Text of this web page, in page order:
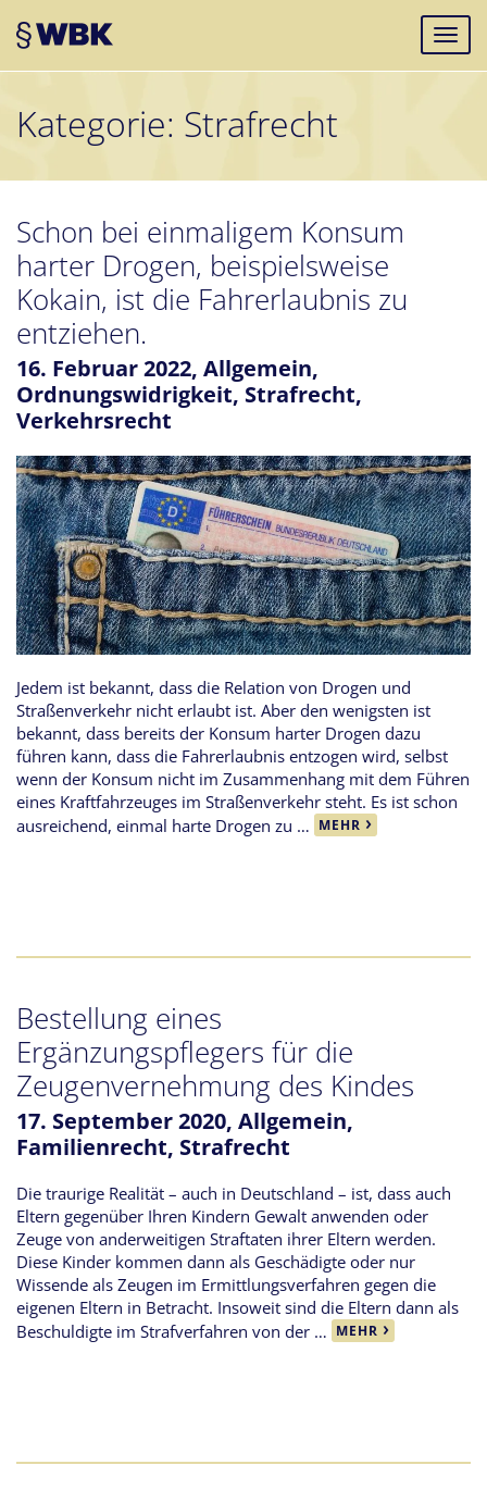
Kategorie: Strafrecht
Schon bei einmaligem Konsum
harter Drogen, beispielsweise
Kokain, ist die Fahrerlaubnis zu
entziehen.
16. Februar 2022, Allgemein,
Ordnungswidrigkeit, Strafrecht,
Verkehrsrecht
Jedem ist bekannt, dass die Relation von Drogen und
Straßenverkehr nicht erlaubt ist. Aber den wenigsten ist
bekannt, dass bereits der Konsum harter Drogen dazu
führen kann, dass die Fahrerlaubnis entzogen wird, selbst
wenn der Konsum nicht im Zusammenhang mit dem Führen
eines Kraftfahrzeuges im Straßenverkehr steht. Es ist schon
ausreichend, einmal harte Drogen zu … MEHR
Bestellung eines
Ergänzungspflegers für die
Zeugenvernehmung des Kindes
17. September 2020, Allgemein,
Familienrecht, Strafrecht
Die traurige Realität – auch in Deutschland – ist, dass auch
Eltern gegenüber Ihren Kindern Gewalt anwenden oder
Zeuge von anderweitigen Straftaten ihrer Eltern werden.
Diese Kinder kommen dann als Geschädigte oder nur
Wissende als Zeugen im Ermittlungsverfahren gegen die
eigenen Eltern in Betracht. Insoweit sind die Eltern dann als
Beschuldigte im Strafverfahren von der … MEHR